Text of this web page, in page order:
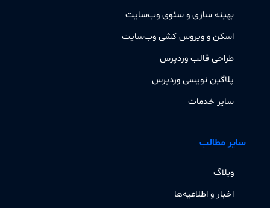
بهینه سازی و سئوی وب‌سایت
اسکن و ویروس کشی وب‌سایت
طراحی قالب وردپرس
پلاگین نویسی وردپرس
سایر خدمات
سایر مطالب
وبلاگ
اخبار و اطلاعیه‌ها